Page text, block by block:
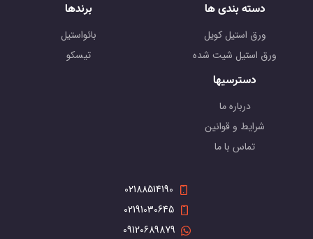
دسته بندی ها
ورق استیل کویل
ورق استیل شیت شده
برندها
بائواستیل
تیسکو
دسترسیها
درباره ما
شرایط و قوانین
تماس با ما
02188514190
02191030645
09120689879